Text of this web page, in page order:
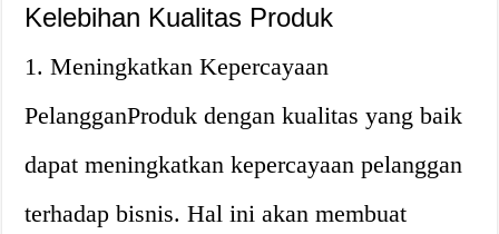
Kelebihan Kualitas Produk
1. Meningkatkan Kepercayaan
PelangganProduk dengan kualitas yang baik
dapat meningkatkan kepercayaan pelanggan
terhadap bisnis. Hal ini akan membuat